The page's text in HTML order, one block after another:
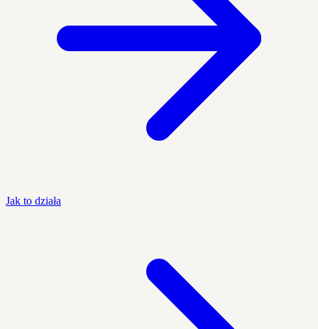
Jak to działa